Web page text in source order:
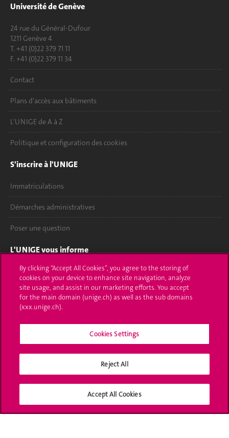
Université de Genève
24 rue du Général-Dufour
1211 Genève 4
T. +41 (0)22 379 71 11
F. +41 (0)22 379 11 34
Contact
Plans d'accès aux bâtiments
L'UNIGE de A à Z
Politique et configuration des cookies
S'inscrire à l'UNIGE
Immatriculations
Démarches administratives
Poser une question
L'UNIGE vous informe
UNIGE Mobile
Médias
Offres d'emploi
Calendrier académique
Médias sociaux UNIGE
By clicking “Accept All Cookies”, you agree to the storing of
cookies on your device to enhance site navigation, analyze
site usage, and assist in our marketing efforts. You accept
for the main domain (unige.ch) as well as the sub domains
(xxx.unige.ch).
Cookies Settings
Reject All
Accept All Cookies